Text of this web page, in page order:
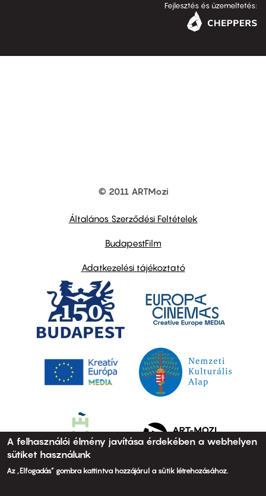
Fejlesztés és üzemeltetés:
© 2011 ARTMozi
Általános Szerződési Feltételek
BudapestFilm
Adatkezelési tájékoztató
A felhasználói élmény javítása érdekében a webhelyen
sütiket használunk
Az „Elfogadás” gombra kattintva hozzájárul a sütik létrehozásához.